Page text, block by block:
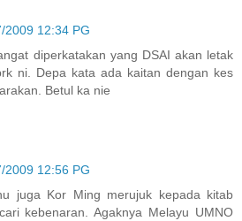
2009 12:34 PG
diperkatakan yang DSAI akan letak
ni. Depa kata ada kaitan dengan kes
Betul ka nie
2009 12:56 PG
juga Kor Ming merujuk kepada kitab
kebenaran. Agaknya Melayu UMNO